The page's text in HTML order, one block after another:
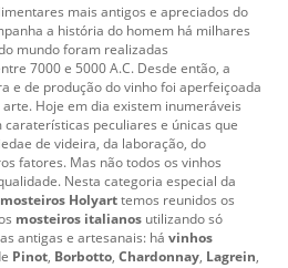
mais antigos e apreciados do
a história do homem há milhares
mundo foram realizadas
7000 e 5000 A.C. Desde então, a
e de produção do vinho foi aperfeiçoada
Hoje em dia existem inumeráveis
peculiares e únicas que
de videira, da laboração, do
fatores. Mas não todos os vinhos
Nesta categoria especial da
Holyarttemos reunidos os
mosteiros italianos utilizando só
antigas e artesanais: há vinhos
Pinot, Borbotto, Chardonnay, Lagrein,